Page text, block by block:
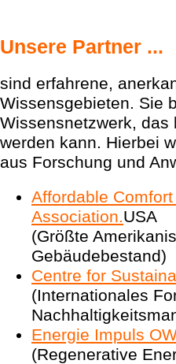
Unsere Partner ...
sind erfahrene,
Wissensgebieten. Sie
Wissensnetzwerk, das
werden kann. Hierbei
aus Forschung und
Affordable
Association.USA
(Größte
Gebäudebestand)
Centre for
(Internationales
Energie Impuls
(Regenerative